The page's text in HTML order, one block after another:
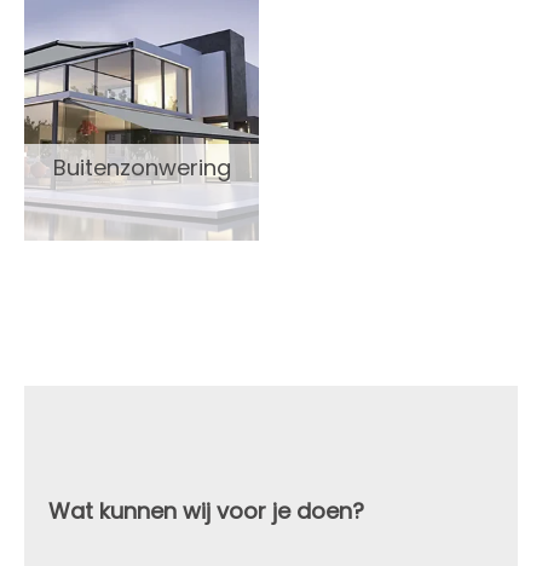
Buitenzonwering
Wat kunnen wij voor je doen?